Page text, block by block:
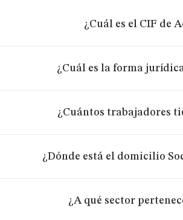
¿Cuál es el CIF de
¿Cuál es la forma
¿Cuántos trabajadores
¿Dónde está el domicilio
¿A qué sector